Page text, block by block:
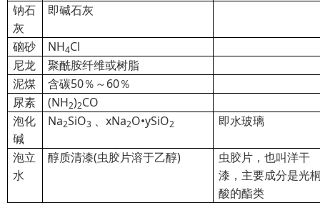
钠石
灰
即碱石灰
硇砂 NH4Cl
尼龙
聚酰胺纤维或树脂
泥煤
含碳50％～60％
尿素
(NH2)2CO
泡化
碱
Na2SiO3 、xNa2O•ySiO2 即水玻璃
泡立
水
醇质清漆(虫胶片溶于乙醇)
虫胶片，也叫洋干
漆，主要成分是光
酸的酯类